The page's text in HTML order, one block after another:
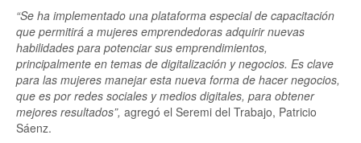
“Se ha implementado una plataforma especial de capacitación
que permitirá a mujeres emprendedoras adquirir nuevas
habilidades para potenciar sus emprendimientos,
principalmente en temas de digitalización y negocios. Es clave
para las mujeres manejar esta nueva forma de hacer negocios,
que es por redes sociales y medios digitales, para obtener
mejores resultados”, agregó el Seremi del Trabajo, Patricio
Sáenz.